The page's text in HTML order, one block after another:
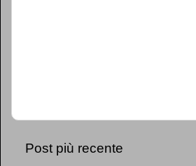
Post più recente